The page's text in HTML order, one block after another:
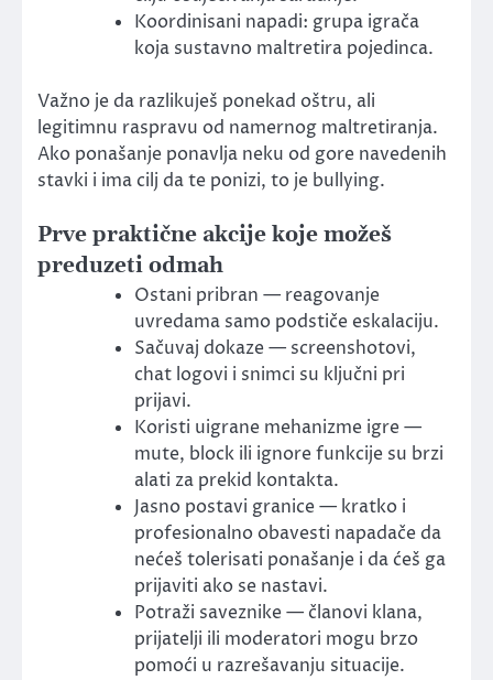
Koordinisani napadi: grupa igrača
koja sustavno maltretira pojedinca.
Važno je da razlikuješ ponekad oštru, ali
legitimnu raspravu od namernog maltretiranja.
Ako ponašanje ponavlja neku od gore navedenih
stavki i ima cilj da te ponizi, to je bullying.
Prve praktične akcije koje možeš
preduzeti odmah
Ostani pribran — reagovanje
uvredama samo podstiče eskalaciju.
Sačuvaj dokaze — screenshotovi,
chat logovi i snimci su ključni pri
prijavi.
Koristi uigrane mehanizme igre —
mute, block ili ignore funkcije su brzi
alati za prekid kontakta.
Jasno postavi granice — kratko i
profesionalno obavesti napadače da
nećeš tolerisati ponašanje i da ćeš ga
prijaviti ako se nastavi.
Potraži saveznike — članovi klana,
prijatelji ili moderatori mogu brzo
pomoći u razrešavanju situacije.